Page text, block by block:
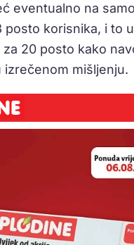
eventualno na
posto korisnika, i to
za 20 posto kako
izrečenom mišljenju.